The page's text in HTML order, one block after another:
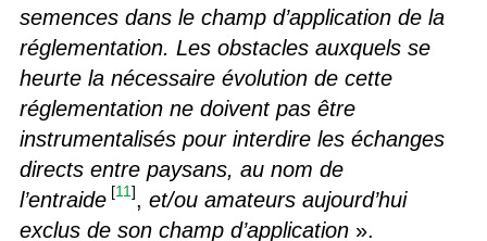
semences dans le champ d’application de la
réglementation. Les obstacles auxquels se
heurte la nécessaire évolution de cette
réglementation ne doivent pas être
instrumentalisés pour interdire les échanges
directs entre paysans, au nom de
l’entraide [11], et/ou amateurs aujourd’hui
exclus de son champ d’application».